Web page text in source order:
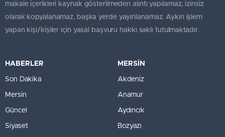
makale içerikleri kaynak gösterilmeden alıntı yapılamaz, izinsiz
olarak kopyalanamaz, başka yerde yayınlanamaz. Aykırı işlem
yapan kişi/kişiler için yasal başvuru hakkı saklı tutulmaktadır.
HABERLER
Son Dakika
Mersin
Güncel
Siyaset
MERSİN
Akdeniz
Anamur
Aydıncık
Bozyazı